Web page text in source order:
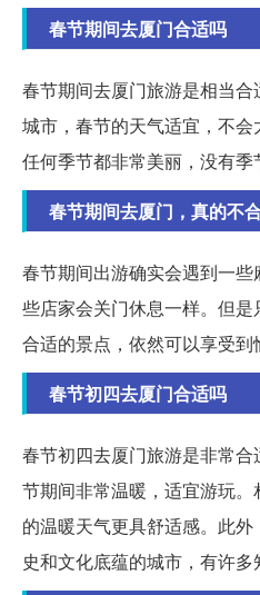
春节期间去厦门合适吗
春节期间去厦门旅游是相当
城市，春节的天气适宜，不
任何季节都非常美丽，没有季
春节期间去厦门，真的不
春节期间出游确实会遇到一
些店家会关门休息一样。但
合适的景点，依然可以享受到
春节初四去厦门合适吗
春节初四去厦门旅游是非常
节期间非常温暖，适宜游玩
的温暖天气更具舒适感。此
史和文化底蕴的城市，有许多